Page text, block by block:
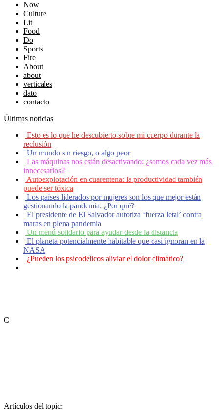
Now
Culture
Lit
Food
Do
Sports
Fire
About
about
verticales
dato
contacto
Últimas noticias
| Esto es lo que he descubierto sobre mi cuerpo durante la
reclusión
| Un mundo sin riesgo, o algo peor
| Las máquinas nos están desactivando: ¿somos cada vez más
innecesarios?
| Autoexplotación en cuarentena: la productividad también
puede ser tóxica
| Los países liderados por mujeres son los que mejor están
gestionando la pandemia. ¿Por qué?
| El presidente de El Salvador autoriza ‘fuerza letal’ contra
maras en plena pandemia
| Un menú solidario para ayudar desde la distancia
| El planeta potencialmente habitable que casi ignoran en la
NASA
| ¿Pueden los psicodélicos aliviar el dolor climático?
C
Artículos del topic: